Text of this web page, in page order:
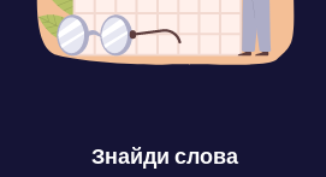
Знайди слова